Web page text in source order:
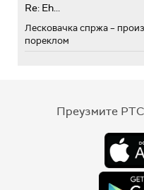
Re: Eh...
Лесковачка спржа –
пореклом
Преузмите